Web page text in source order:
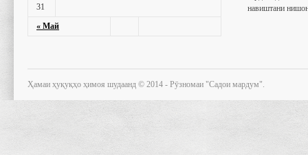
« Май
31
навиштани
Ҳамаи ҳуқуқҳо ҳимоя шудаанд © 2014 - Рӯзномаи "Садои мардум".